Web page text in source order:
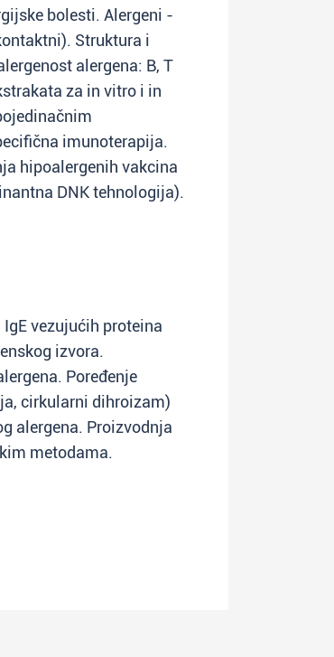
bolesti. Alergeni -
Struktura i
alergena: B, T
za in vitro i in
imunoterapija.
hipoalergenih vakcina
DNK tehnologija).
vezujućih proteina
izvora.
Poređenje
cirkularni dihroizam)
alergena. Proizvodnja
metodama.